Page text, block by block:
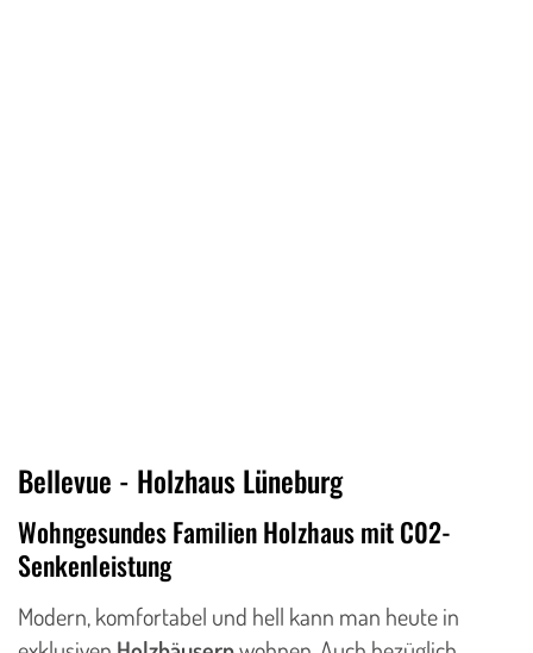
Bellevue - Holzhaus Lüneburg
Wohngesundes Familien Holzhaus mit C02-
Senkenleistung
Modern, komfortabel und hell kann man heute in